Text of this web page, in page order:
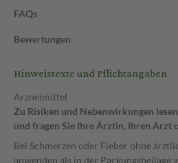
FAQs
Bewertungen
Hinweistexte und Pflichtangaben
Arzneimittel
Zu Risiken und Nebenwirkungen
und fragen Sie Ihre Ärztin, Ihren Arzt
Bei Schmerzen oder Fieber ohne
anwenden als in der Packungsbeilage